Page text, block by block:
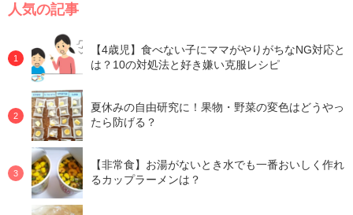
人気の記事
【4歳児】食べない子にママがやりがちなNG対応と
は？10の対処法と好き嫌い克服レシピ
夏休みの自由研究に！果物・野菜の変色はどうやっ
たら防げる？
【非常食】お湯がないとき水でも一番おいしく作れ
るカップラーメンは？